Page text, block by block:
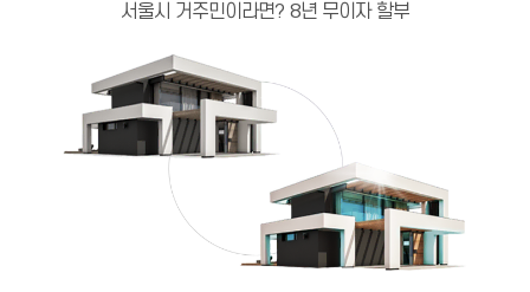
서울시 거주민이라면? 8년 무이자 할부